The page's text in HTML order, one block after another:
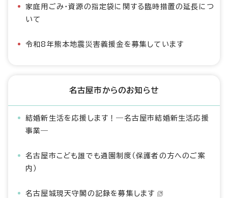
家庭用ごみ・資源の指定袋に関する臨時措置の延長につ
いて
令和8年熊本地震災害義援金を募集しています
名古屋市からのお知らせ
結婚新生活を応援します！―名古屋市結婚新生活応援
事業―
名古屋市こども誰でも通園制度（保護者の方へのご案
内）
名古屋城現天守閣の記録を募集します